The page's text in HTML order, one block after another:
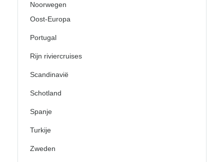
Noorwegen
Oost-Europa
Portugal
Rijn riviercruises
Scandinavië
Schotland
Spanje
Turkije
Zweden